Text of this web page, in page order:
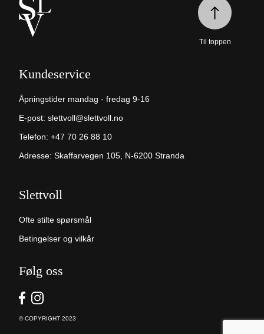
Kundeservice
Åpningstider mandag - fredag 9-16
E-post: slettvoll@slettvoll.no
Telefon: +47 70 26 88 10
Adresse: Skaffarvegen 105, N-6200 Stranda
Slettvoll
Ofte stilte spørsmål
Betingelser og vilkår
Følg oss
© COPYRIGHT 2023
Til toppen